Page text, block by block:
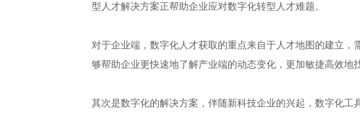
型人才解决方案正帮助企业应对数字化转型人才难题。
对于企业端，数字化人才获取的重点来自于人才地图的建立
够帮助企业更快速地了解产业端的动态变化，更加敏捷高效地
其次是数字化的解决方案，伴随新科技企业的兴起，数字化